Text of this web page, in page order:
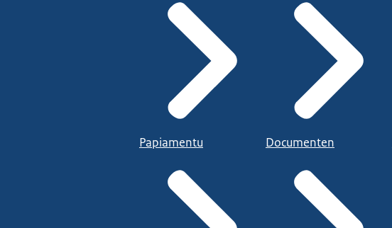
Papiamentu Documenten